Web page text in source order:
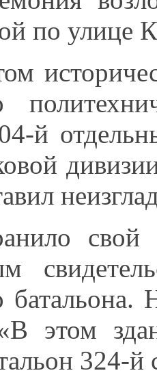
по улице
й
батальона.
этом
324-й